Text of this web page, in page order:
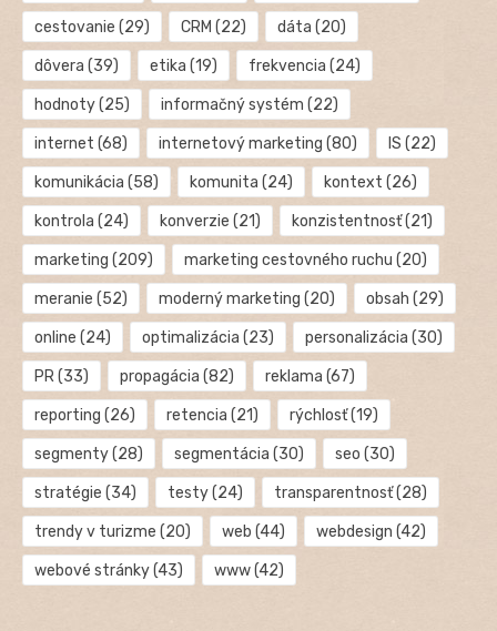
cestovanie (29) CRM (22) dáta (20)
dôvera (39) etika (19) frekvencia (24)
hodnoty(25) informačný systém (22)
internet (68) internetový marketing (80) IS (22)
komunikácia (58) komunita (24) kontext (26)
kontrola (24) konverzie (21) konzistentnosť(21)
marketing (209) marketing cestovného ruchu (20)
meranie (52) moderný marketing (20) obsah (29)
online (24) optimalizácia (23) personalizácia (30)
PR(33) propagácia (82) reklama (67)
reporting (26) retencia (21) rýchlosť(19)
segmenty(28) segmentácia (30) seo (30)
stratégie (34) testy(24) transparentnosť(28)
trendy v turizme (20) web (44) webdesign (42)
webové stránky(43) www(42)